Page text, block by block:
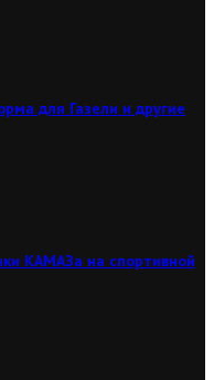
для Газели и другие
КАМАЗа на спортивной